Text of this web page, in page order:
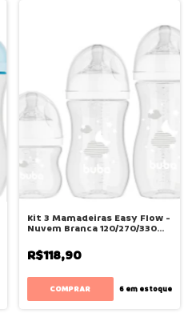
Kit 3 Mamadeiras Easy Flow -
Nuvem Branca 120/270/330ML
R$118,90
6 em estoque